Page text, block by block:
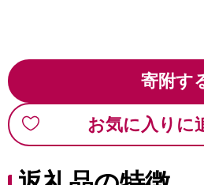
寄附す
お気に入りに